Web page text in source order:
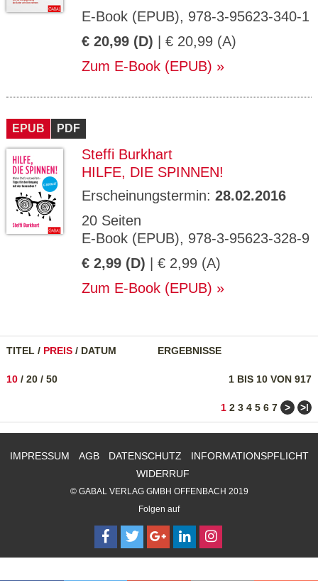
E-Book (EPUB), 978-3-95623-340-1
€ 20,99 (D) | € 20,99 (A)
Zum E-Book (EPUB)
EPUB PDF
Steffi Burkhart
HILFE, DIE SPINNEN!
Erscheinungstermin: 28.02.2016
20 Seiten
E-Book (EPUB), 978-3-95623-328-9
€ 2,99 (D) | € 2,99 (A)
Zum E-Book (EPUB)
TITEL / PREIS / DATUM ERGEBNISSE
1 BIS 10 VON 917
10 / 20 / 50
1 2 3 4 5 6 7 > >ǀ
IMPRESSUM AGB DATENSCHUTZ
INFORMATIONSPFLICHT
WIDERRUF
© GABAL VERLAG GMBH OFFENBACH 2019
Folgen auf